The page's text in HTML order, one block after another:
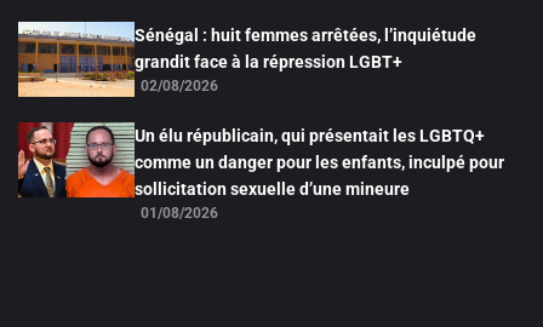
Sénégal : huit femmes arrêtées, l’inquiétude
grandit face à la répression LGBT+
02/08/2026
Un élu républicain, qui présentait les LGBTQ+
comme un danger pour les enfants, inculpé pour
sollicitation sexuelle d’une mineure
01/08/2026